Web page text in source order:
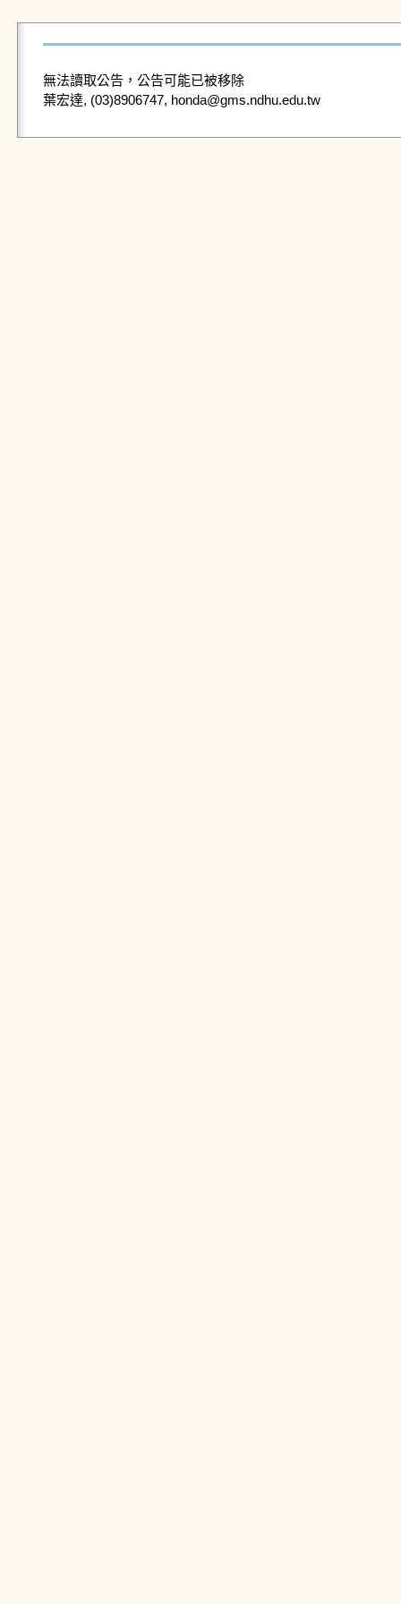
無法讀取公告，公告可能已被移除
葉宏達, (03)8906747, honda@gms.ndhu.edu.tw